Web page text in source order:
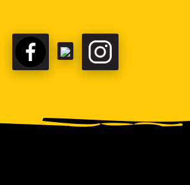
FACEBOOKTIKTOK